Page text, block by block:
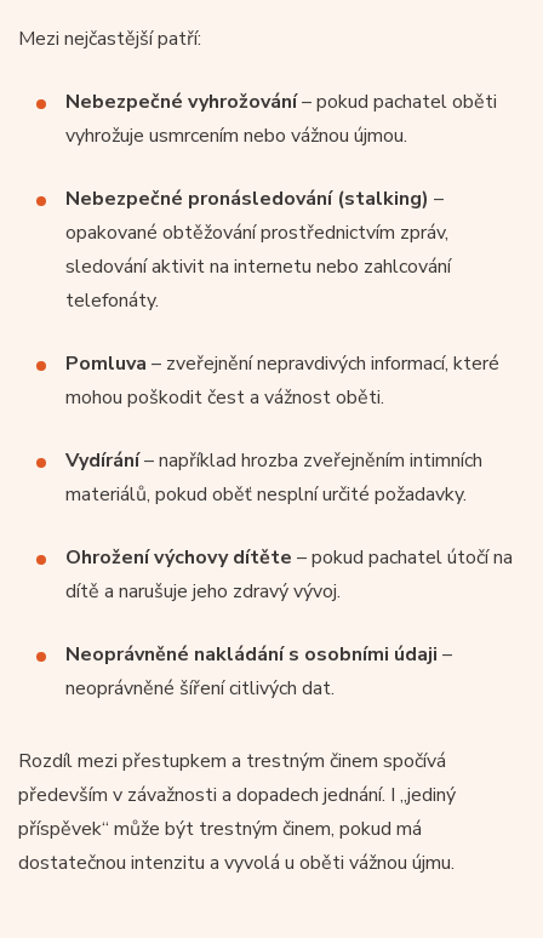
Mezi nejčastější patří:
Nebezpečné vyhrožování– pokud pachatel oběti
vyhrožuje usmrcením nebo vážnou újmou.
Nebezpečné pronásledování (stalking) –
opakované obtěžování prostřednictvím zpráv,
sledování aktivit na internetu nebo zahlcování
telefonáty.
Pomluva – zveřejnění nepravdivých informací, které
mohou poškodit čest a vážnost oběti.
Vydírání– například hrozba zveřejněním intimních
materiálů, pokud oběť nesplní určité požadavky.
Ohrožení výchovy dítěte – pokud pachatel útočí na
dítě a narušuje jeho zdravý vývoj.
Neoprávněné nakládání s osobními údaji –
neoprávněné šíření citlivých dat.
Rozdíl mezi přestupkem a trestným činem spočívá
především v závažnosti a dopadech jednání. I „jediný
příspěvek“ může být trestným činem, pokud má
dostatečnou intenzitu a vyvolá u oběti vážnou újmu.